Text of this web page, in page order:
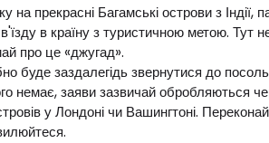
прекрасні Багамські острови з Індії,
в країну з туристичною метою. Тут
про це «джугад».
буде заздалегідь звернутися до
немає, заяви зазвичай обробляються
у Лондоні чи Вашингтоні.